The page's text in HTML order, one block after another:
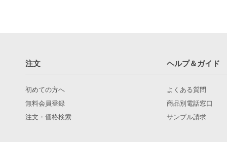
注文 ヘルプ＆ガイド
初めての方へ
無料会員登録
注文・価格検索
よくある質問
商品別電話窓口
サンプル請求